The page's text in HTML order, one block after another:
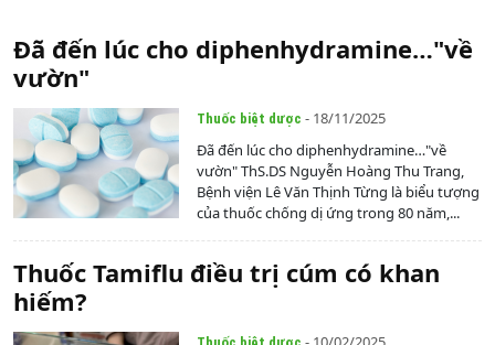
Đã đến lúc cho diphenhydramine…"về
vườn"
Thuốc biệt dược - 18/11/2025
Đã đến lúc cho diphenhydramine…"về
vườn" ThS.DS Nguyễn Hoàng Thu Trang,
Bệnh viện Lê Văn Thịnh Từng là biểu tượng
của thuốc chống dị ứng trong 80 năm,...
Thuốc Tamiflu điều trị cúm có khan
hiếm?